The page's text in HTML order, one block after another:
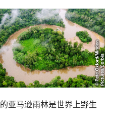
的亚马逊雨林是世界上野生